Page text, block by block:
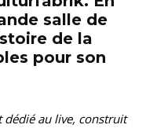
salle de
de la
pour son
au live, construit